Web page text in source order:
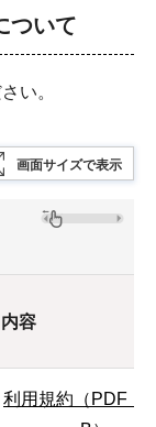
ついて
い。
画面サイズで表示
内容
利用規約（PDF：